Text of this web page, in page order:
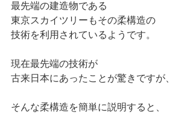
最先端の建造物である
東京スカイツリーもその柔構造の
技術を利用されているようです。
現在最先端の技術が
古来日本にあったことが驚きですが、
そんな柔構造を簡単に説明すると、